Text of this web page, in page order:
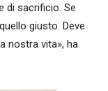
di sacrificio. Se
giusto. Deve
nostra vita», ha